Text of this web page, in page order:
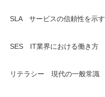
SLA サービスの信頼性を示す
SES IT業界における働き方
リテラシー 現代の一般常識